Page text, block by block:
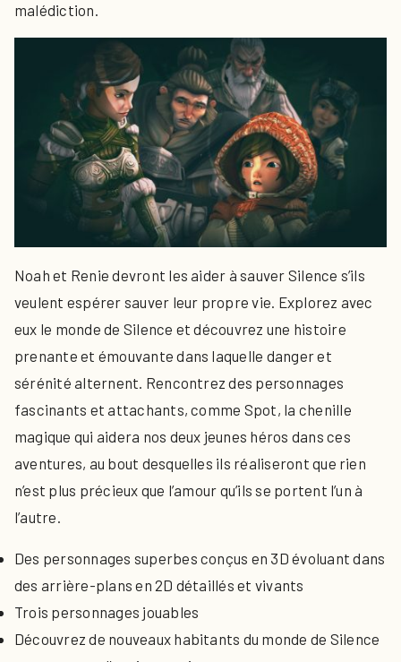
malédiction.
Noah et Renie devront les aider à sauver Silence s’ils
veulent espérer sauver leur propre vie. Explorez avec
eux le monde de Silence et découvrez une histoire
prenante et émouvante dans laquelle danger et
sérénité alternent. Rencontrez des personnages
fascinants et attachants, comme Spot, la chenille
magique qui aidera nos deux jeunes héros dans ces
aventures, au bout desquelles ils réaliseront que rien
n’est plus précieux que l’amour qu’ils se portent l’un à
l’autre.
Des personnages superbes conçus en 3D évoluant dans
des arrière-plans en 2D détaillés et vivants
Trois personnages jouables
Découvrez de nouveaux habitants du monde de Silence